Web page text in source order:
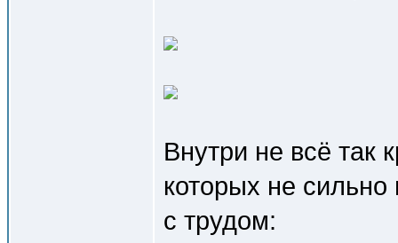
Внутри не всё так
которых не
с трудом: